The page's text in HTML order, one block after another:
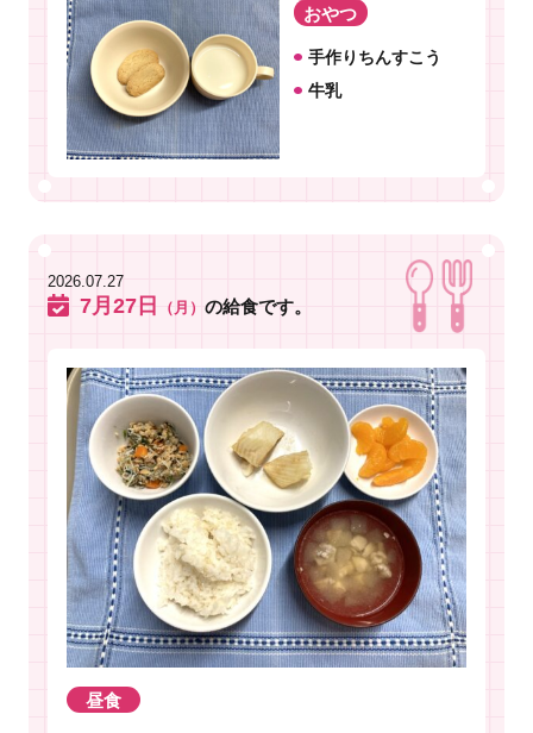
おやつ
手作りちんすこう
牛乳
2026.07.27
7月27日 （月） の給食です。
昼食